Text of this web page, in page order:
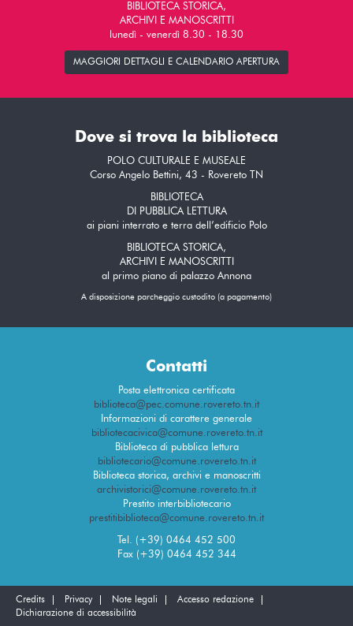
BIBLIOTECA STORICA,
ARCHIVI E MANOSCRITTI
lunedì - venerdì 8.30 - 18.30
MAGGIORI DETTAGLI E CALENDARIO APERTURA
Dove si trova la biblioteca
POLO CULTURALE E MUSEALE
Corso Angelo Bettini, 43 - Rovereto TN
BIBLIOTECA
DI PUBBLICA LETTURA
ai piani interrato e terra dell’edificio Polo
BIBLIOTECA STORICA,
ARCHIVI E MANOSCRITTI
al primo piano di palazzo Annona
A disposizione parcheggio custodito (a pagamento)
Contatti
Posta elettronica certificata
biblioteca@pec.comune.rovereto.tn.it
Informazioni di carattere generale
bibliotecacivica@comune.rovereto.tn.it
Biblioteca di pubblica lettura
bibliotecario@comune.rovereto.tn.it
Biblioteca storica, archivi e manoscritti
archivistorici@comune.rovereto.tn.it
Prestito interbibliotecario
prestitibiblioteca@comune.rovereto.tn.it
Tel. (+39) 0464 452 500
Fax (+39) 0464 452 344
Credits Privacy Note legali
Accesso redazione
Dichiarazione di accessibilità